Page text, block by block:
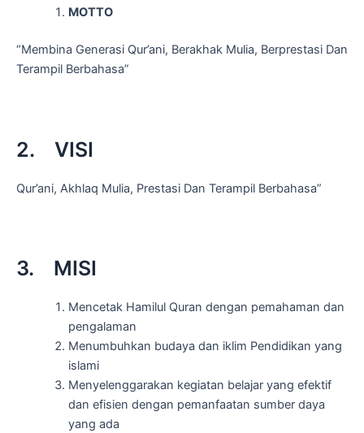
MOTTO
“Membina Generasi Qur’ani, Berakhak Mulia, Berprestasi Dan
Terampil Berbahasa”
2. VISI
Qur’ani, Akhlaq Mulia, Prestasi Dan Terampil Berbahasa”
3. MISI
Mencetak Hamilul Quran dengan pemahaman dan
pengalaman
Menumbuhkan budaya dan iklim Pendidikan yang
islami
Menyelenggarakan kegiatan belajar yang efektif
dan efisien dengan pemanfaatan sumber daya
yang ada